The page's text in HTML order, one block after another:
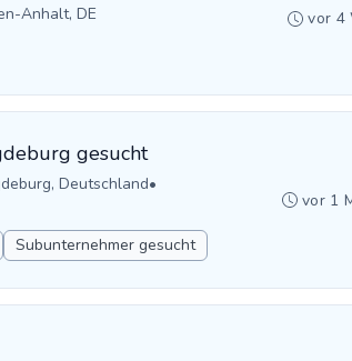
Anhalt, DE
vor 4
gesucht
Deutschland•
Subunternehmer gesucht
vor 1